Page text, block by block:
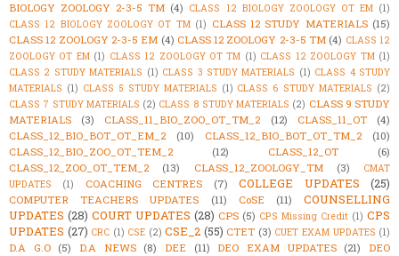
BIOLOGY ZOOLOGY 2-3-5 TM (4) CLASS 12 BIOLOGY ZOOLOGY OT EM (1)
CLASS 12 BIOLOGY ZOOLOGY OT TM (1) CLASS 12 STUDY MATERIALS (15)
CLASS 12 ZOOLOGY 2-3-5 EM (4) CLASS 12 ZOOLOGY 2-3-5 TM (4) CLASS 12
ZOOLOGY OT EM (1) CLASS 12 ZOOLOGY OT TM (1) CLASS 12 ZOOLOGY TM (1)
CLASS 2 STUDY MATERIALS (1) CLASS 3 STUDY MATERIALS (1) CLASS 4 STUDY
MATERIALS (1) CLASS 5 STUDY MATERIALS (1) CLASS 6 STUDY MATERIALS (2)
CLASS 7 STUDY MATERIALS (2) CLASS 8 STUDY MATERIALS (2) CLASS 9 STUDY
MATERIALS
(3) CLASS_11_BIO_ZOO_OT_TM_2 (12) CLASS_11_OT
(4)
CLASS_12_BIO_BOT_OT_EM_2
(10) CLASS_12_BIO_BOT_OT_TM_2
(10)
CLASS_12_BIO_ZOO_OT_TEM_2
(12) CLASS_12_OT
(6)
CLASS_12_ZOO_OT_TEM_2
(13) CLASS_12_ZOOLOGY_TM (3)
CMAT
UPDATES
(1) COACHING CENTRES (7) COLLEGE UPDATES (25)
COMPUTER TEACHERS UPDATES (11) CoSE (11)
COUNSELLING
UPDATES (28) COURT UPDATES (28) CPS (5) CPS Missing Credit (1) CPS
UPDATES (27) CRC (1) CSE (2) CSE_2 (55) CTET (3) CUET EXAM UPDATES (1)
D.A G.O (5) D.A NEWS (8) DEE (11) DEO EXAM UPDATES (21)
DEO